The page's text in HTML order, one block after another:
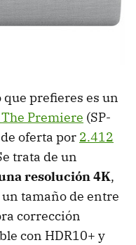
prefieres es un
Premiere (SP-
oferta por 2.412
trata de un
resolución 4K,
tamaño de entre
corrección
con HDR10+ y